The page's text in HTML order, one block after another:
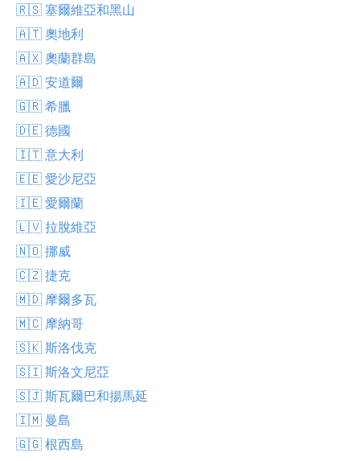
🇷🇸 塞爾維亞和黑山
🇦🇹 奧地利
🇦🇽 奧蘭群島
🇦🇩 安道爾
🇬🇷 希臘
🇩🇪 德國
🇮🇹 意大利
🇪🇪 愛沙尼亞
🇮🇪 愛爾蘭
🇱🇻 拉脫維亞
🇳🇴 挪威
🇨🇿 捷克
🇲🇩 摩爾多瓦
🇲🇨 摩納哥
🇸🇰 斯洛伐克
🇸🇮 斯洛文尼亞
🇸🇯 斯瓦爾巴和揚馬延
🇮🇲 曼島
🇬🇬 根西島